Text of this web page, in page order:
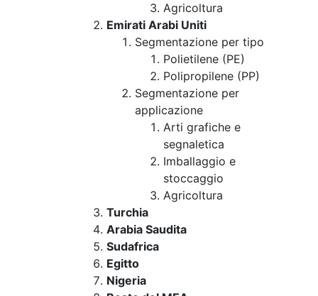
Agricoltura
Emirati Arabi Uniti
Segmentazione per tipo
Polietilene (PE)
Polipropilene (PP)
Segmentazione per
applicazione
Arti grafiche e
segnaletica
Imballaggio e
stoccaggio
Agricoltura
Turchia
Arabia Saudita
Sudafrica
Egitto
Nigeria